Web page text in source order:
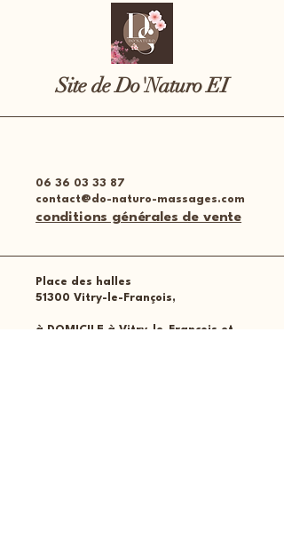
Site de Do'Naturo EI
06 36 03 33 87
contact@do-naturo-massages.com
conditions générales de vente
Place des halles
51300 Vitry-le-François,​
à DOMICILE à Vitry-le-François et